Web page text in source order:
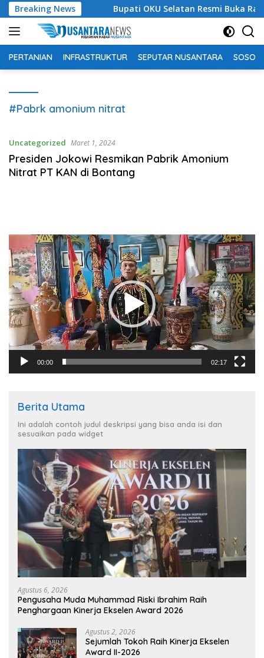
Langsung
ke
konten
Breaking News
Siapa? Bupati OKU Selatan Resmi Buka
PERTANIAN INFRASTRUKTUR SEPUTAR NUSANTARA SOSOK
#Pabrk amonium nitrat
Uncategorized Maret 1, 2024
Presiden Jokowi Resmikan Pabrik Amonium
Nitrat PT KAN di Bontang
Pemutar
Video
00:00 02:17
Berita Utama
Ini adalah contoh judul deskripsi yang bisa anda isi dan
sesuaikan pada widget
Agustus 6, 2026
Pengusaha Muda Muhammad Riski Ibrahim Raih
Penghargaan Kinerja Ekselen Award 2026
Agustus 2, 2026
Sejumlah Tokoh Raih Kinerja Ekselen
Award II-2026